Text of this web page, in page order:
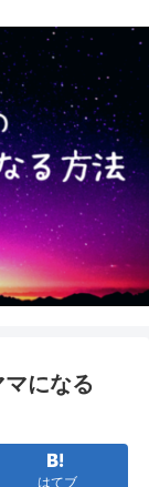
になる
はてブ